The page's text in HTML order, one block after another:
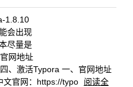
1.8.10
会出现
尽量是
网地址
、激活Typora 一、官网地址
文官网：https://typo
阅读全